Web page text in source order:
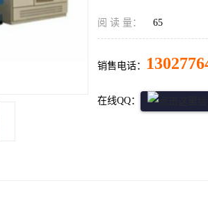
阅 读 量： 65
销售电话：
在线QQ：